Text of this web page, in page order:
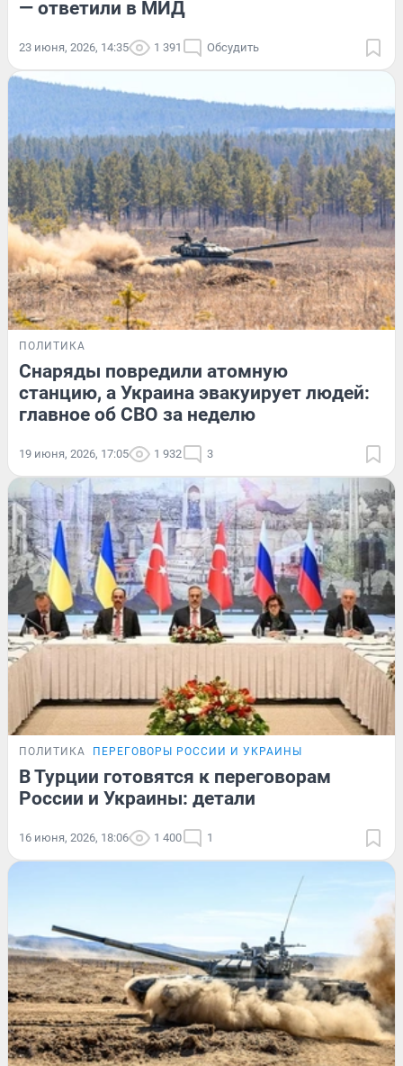
— ответили в МИД
23 июня, 2026, 14:35 1 391 Обсудить
ПОЛИТИКА
Снаряды повредили атомную
станцию, а Украина эвакуирует людей:
главное об СВО за неделю
19 июня, 2026, 17:05 1 932 3
ПОЛИТИКА ПЕРЕГОВОРЫ РОССИИ И УКРАИНЫ
В Турции готовятся к переговорам
России и Украины: детали
16 июня, 2026, 18:06 1 400 1